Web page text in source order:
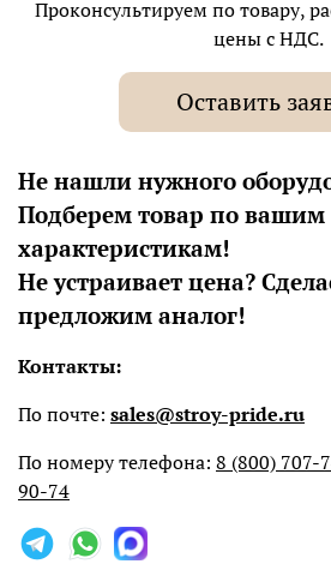
Проконсультируем по товару,
цены с НДС.
Оставить
Не нашли нужного
Подберем товар по вашим
характеристикам!
Не устраивает цена?
предложим аналог!
Контакты:
По почте: sales@stroy-pride.ru
По номеру телефона: 8 (800) 707-
90-74